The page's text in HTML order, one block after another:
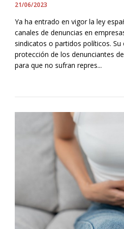
21/06/2023
Ya ha entrado en vigor la ley
canales de denuncias en
sindicatos o partidos políticos.
protección de los denunciantes
para que no sufran repres...